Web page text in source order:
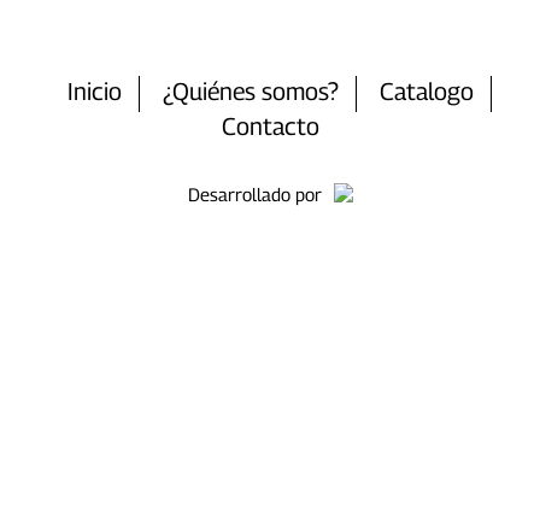
Inicio ¿Quiénes somos?
Catalogo
Contacto
Desarrollado por